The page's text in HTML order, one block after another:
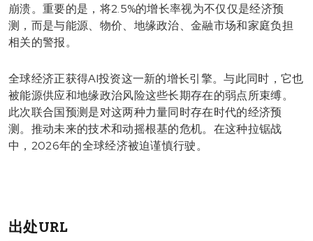
崩溃。重要的是，将2.5%的增长率视为不仅仅是经济预
测，而是与能源、物价、地缘政治、金融市场和家庭负担
相关的警报。
全球经济正获得AI投资这一新的增长引擎。与此同时，它也
被能源供应和地缘政治风险这些长期存在的弱点所束缚。
此次联合国预测是对这两种力量同时存在时代的经济预
测。推动未来的技术和动摇根基的危机。在这种拉锯战
中，2026年的全球经济被迫谨慎行驶。
出处URL